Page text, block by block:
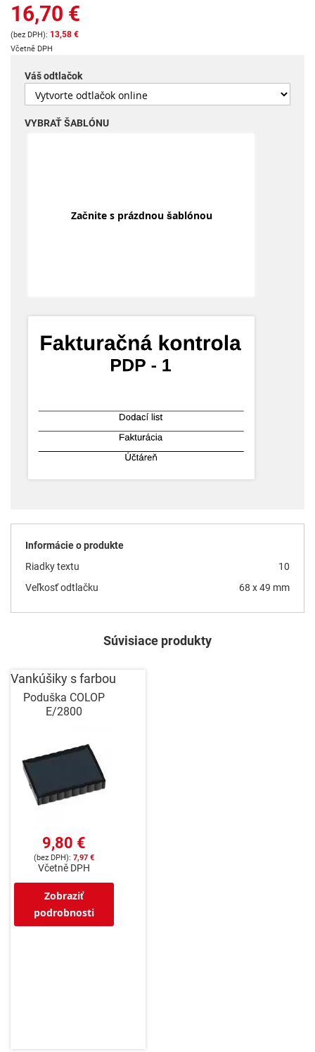
začiatok
galérie
obrázkov
16,70 €
13,58 €
Včetně DPH
Váš odtlačok
VYBRAŤ ŠABLÓNU
Začnite s prázdnou šablónou
Informácie o produkte
Riadky textu
10
Veľkosť odtlačku
68 x 49 mm
Súvisiace produkty
Vankúšiky s farbou
Poduška COLOP
E/2800
9,80 €
7,97 €
Včetně DPH
Zobraziť
podrobnosti